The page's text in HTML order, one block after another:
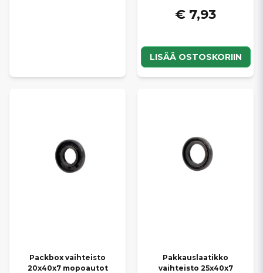
€ 7,93
LISÄÄ OSTOSKORIIN
Packbox vaihteisto
20x40x7 mopoautot
Pakkauslaatikko
vaihteisto 25x40x7